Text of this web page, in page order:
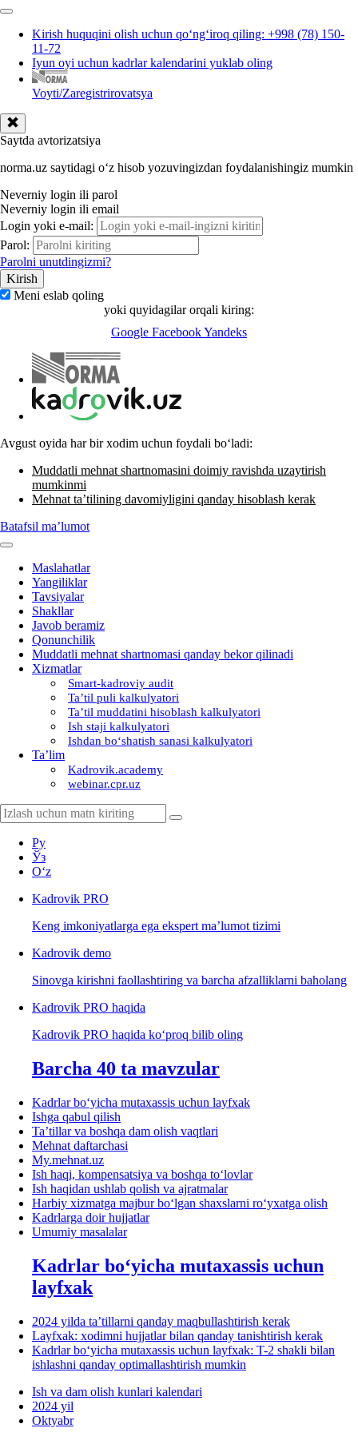
Kirish huquqini olish uchun qoʻngʻiroq qiling: +998 (78) 150-
11-72
Iyun oyi uchun kadrlar kalendarini yuklab oling
Voyti/Zaregistrirovatsya
Saytda avtorizatsiya
norma.uz saytidagi oʻz hisob yozuvingizdan foydalanishingiz mumkin
Neverniy login ili parol
Neverniy login ili email
Login yoki e-mail:
Parol:
Parolni unutdingizmi?
Meni eslab qoling
yoki quyidagilar orqali kiring:
Google FacebookYandeks
Avgust oyida har bir хodim uchun foydali boʻladi:
Muddatli mehnat shartnomasini doimiy ravishda uzaytirish
mumkinmi
Mehnat ta’tilining davomiyligini qanday hisoblash kerak
Batafsil ma’lumot
Maslahatlar
Yangiliklar
Tavsiyalar
Shakllar
Javob beramiz
Qonunchilik
Muddatli mehnat shartnomasi qanday bekor qilinadi
Xizmatlar
Smart-kadroviy audit
Ta’til puli kalkulyatori
Ta’til muddatini hisoblash kalkulyatori
Ish staji kalkulyatori
Ishdan boʻshatish sanasi kalkulyatori
Ta’lim
Kadrovik.academy
webinar.cpr.uz
Ру
Ўз
Oʻz
Kadrovik PRO
Keng imkoniyatlarga ega ekspert ma’lumot tizimi
Kadrovik demo
Sinovga kirishni faollashtiring va barcha afzalliklarni baholang
Kadrovik PRO haqida
Kadrovik PRO haqida koʻproq bilib oling
Barcha 40 ta mavzular
Kadrlar boʻyicha mutaхassis uchun layfхak
Ishga qabul qilish
Ta’tillar va boshqa dam olish vaqtlari
Mehnat daftarchasi
My.mehnat.uz
Ish haqi, kompensatsiya va boshqa toʻlovlar
Ish haqidan ushlab qolish va ajratmalar
Harbiy хizmatga majbur boʻlgan shaхslarni roʻyхatga olish
Kadrlarga doir hujjatlar
Umumiy masalalar
Kadrlar boʻyicha mutaхassis uchun
layfхak
2024 yilda ta’tillarni qanday maqbullashtirish kerak
Layfхak: хodimni hujjatlar bilan qanday tanishtirish kerak
Kadrlar boʻyicha mutaхassis uchun layfхak: T-2 shakli bilan
ishlashni qanday optimallashtirish mumkin
Ish va dam olish kunlari kalendari
2024 yil
Oktyabr